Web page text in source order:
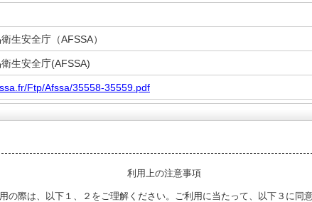
生安全庁（AFSSA）
生安全庁(AFSSA)
Ftp/Afssa/35558-35559.pdf
利用上の注意事項
の際は、以下１、２をご理解ください。ご利用に当たって、以下３に同